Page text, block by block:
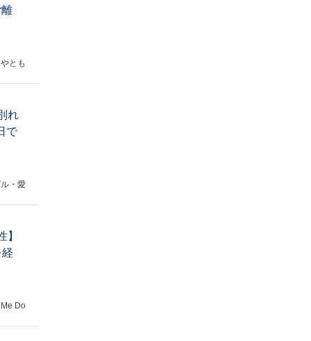
とも
れ
で
・愛
】
Do